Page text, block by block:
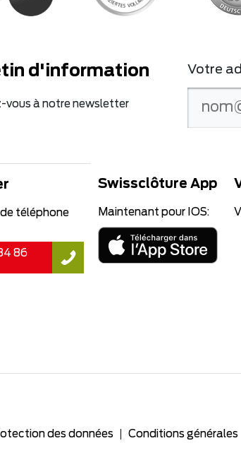
d'information
vous à notre newsletter
Votre
téléphone
86
Swissclôture App
Maintenant pour IOS:
des données Conditions générales